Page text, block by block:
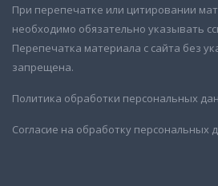
При перепечатке или цитировании
необходимо обязательно указывать
Перепечатка материала с сайта без
запрещена.
Политика обработки персональных
Согласие на обработку персональных